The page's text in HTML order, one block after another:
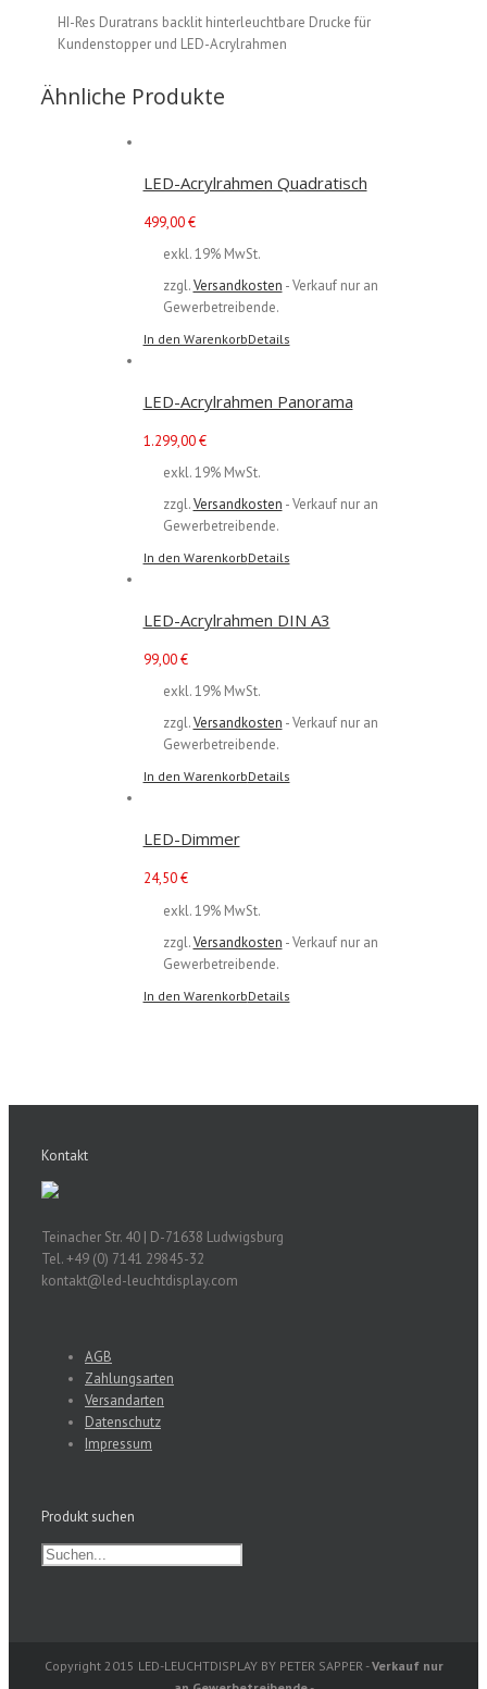
HI-Res Duratrans backlit hinterleuchtbare Drucke für
Kundenstopper und LED-Acrylrahmen
Ähnliche Produkte
LED-Acrylrahmen Quadratisch
499,00€
exkl. 19% MwSt.
zzgl.Versandkosten - Verkauf nur an
Gewerbetreibende.
In den WarenkorbDetails
LED-Acrylrahmen Panorama
1.299,00€
exkl. 19% MwSt.
zzgl.Versandkosten - Verkauf nur an
Gewerbetreibende.
In den WarenkorbDetails
LED-Acrylrahmen DIN A3
99,00€
exkl. 19% MwSt.
zzgl.Versandkosten - Verkauf nur an
Gewerbetreibende.
In den WarenkorbDetails
LED-Dimmer
24,50€
exkl. 19% MwSt.
zzgl.Versandkosten - Verkauf nur an
Gewerbetreibende.
In den WarenkorbDetails
Kontakt
Teinacher Str. 40 | D-71638 Ludwigsburg
Tel. +49 (0) 7141 29845-32
kontakt@led-leuchtdisplay.com
AGB
Zahlungsarten
Versandarten
Datenschutz
Impressum
Produkt suchen
Copyright 2015 LED-LEUCHTDISPLAY BY PETER SAPPER -Verkauf nur